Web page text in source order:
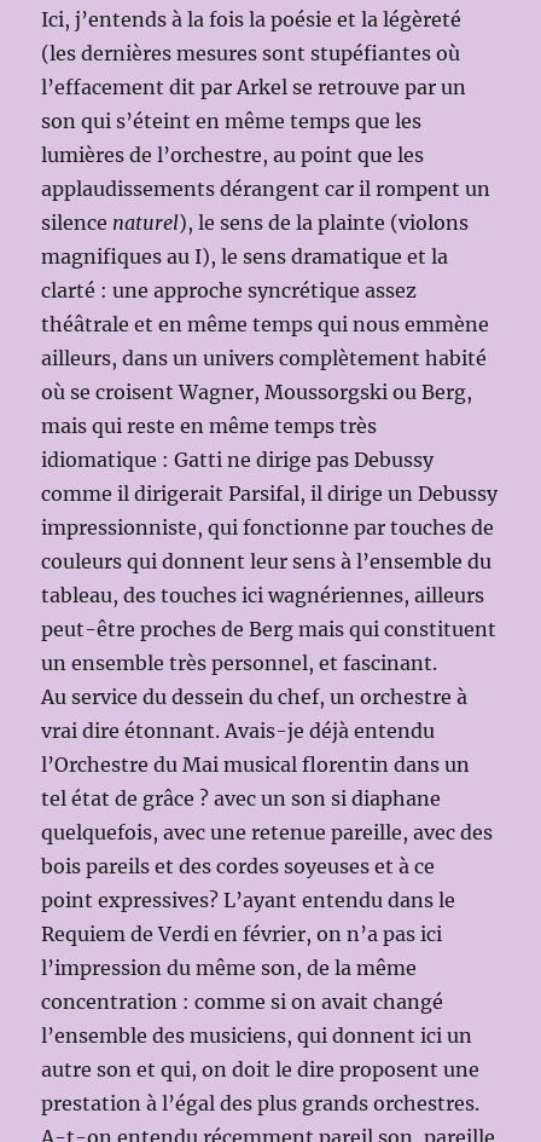
Ici, j’entends à la fois la poésie et la légèreté
(les dernières mesures sont stupéfiantes où
l’effacement dit par Arkel se retrouve par un
son qui s’éteint en même temps que les
lumières de l’orchestre, au point que les
applaudissements dérangent car il rompent un
silence naturel), le sens de la plainte (violons
magnifiques au I), le sens dramatique et la
clarté : une approche syncrétique assez
théâtrale et en même temps qui nous emmène
ailleurs, dans un univers complètement habité
où se croisent Wagner, Moussorgski ou Berg,
mais qui reste en même temps très
idiomatique : Gatti ne dirige pas Debussy
comme il dirigerait Parsifal, il dirige un Debussy
impressionniste, qui fonctionne par touches de
couleurs qui donnent leur sens à l’ensemble du
tableau, des touches ici wagnériennes, ailleurs
peut-être proches de Berg mais qui constituent
un ensemble très personnel, et fascinant.
Au service du dessein du chef, un orchestre à
vrai dire étonnant. Avais-je déjà entendu
l’Orchestre du Mai musical florentin dans un
tel état de grâce ? avec un son si diaphane
quelquefois, avec une retenue pareille, avec des
bois pareils et des cordes soyeuses et à ce
point expressives? L’ayant entendu dans le
Requiem de Verdi en février, on n’a pas ici
l’impression du même son, de la même
concentration : comme si on avait changé
l’ensemble des musiciens, qui donnent ici un
autre son et qui, on doit le dire proposent une
prestation à l’égal des plus grands orchestres.